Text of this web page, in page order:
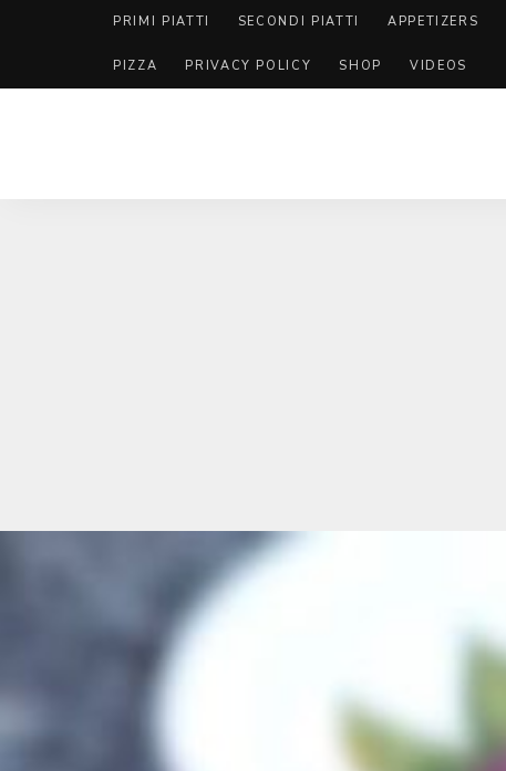
PRIMI PIATTI SECONDI PIATTI APPETIZERS
PIZZA PRIVACY POLICY SHOP VIDEOS